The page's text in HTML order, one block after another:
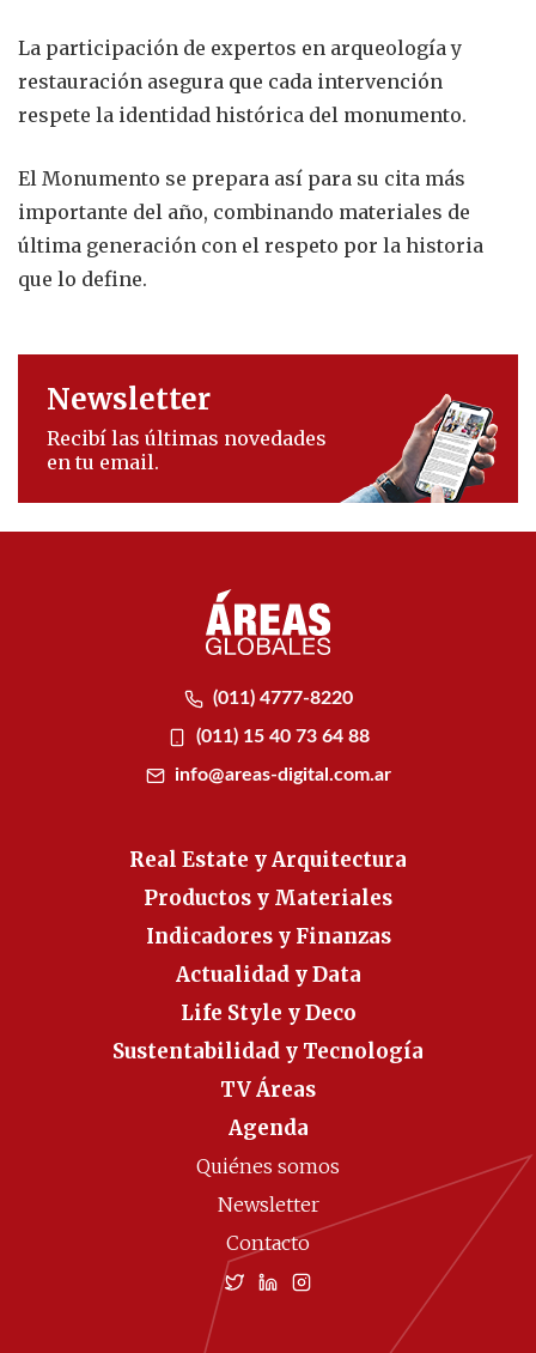
La participación de expertos en arqueología y
restauración asegura que cada intervención
respete la identidad histórica del monumento.
El Monumento se prepara así para su cita más
importante del año, combinando materiales de
última generación con el respeto por la historia
que lo define.
Newsletter
Recibí las últimas novedades
en tu email.
(011) 4777-8220
(011) 15 40 73 64 88
info@areas-digital.com.ar
Real Estate y Arquitectura
Productos y Materiales
Indicadores y Finanzas
Actualidad y Data
Life Style y Deco
Sustentabilidad y Tecnología
TV Áreas
Agenda
Quiénes somos
Newsletter
Contacto